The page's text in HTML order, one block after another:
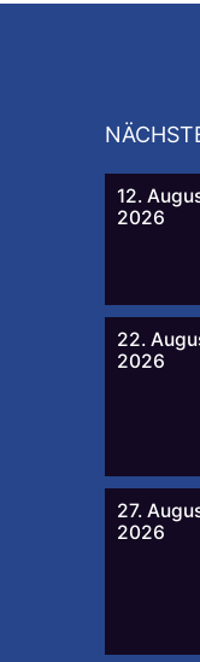
12.
2026
22.
2026
27.
2026